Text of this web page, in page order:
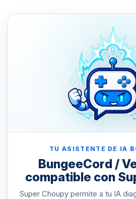
TU ASISTENTE DE IA
BungeeCord /
compatible con
Super Choupy permite a tu IA